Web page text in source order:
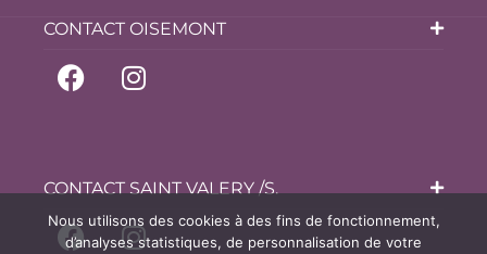
CONTACT OISEMONT
CONTACT SAINT VALERY /S.
Nous utilisons des cookies à des fins de fonctionnement,
d’analyses statistiques, de personnalisation de votre